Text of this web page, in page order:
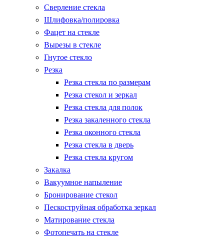
Сверление стекла
Шлифовка/полировка
Фацет на стекле
Вырезы в стекле
Гнутое стекло
Резка
Резка стекла по размерам
Резка стекол и зеркал
Резка стекла для полок
Резка закаленного стекла
Резка оконного стекла
Резка стекла в дверь
Резка стекла кругом
Закалка
Вакуумное напыление
Бронирование стекол
Пескоструйная обработка зеркал
Матирование стекла
Фотопечать на стекле